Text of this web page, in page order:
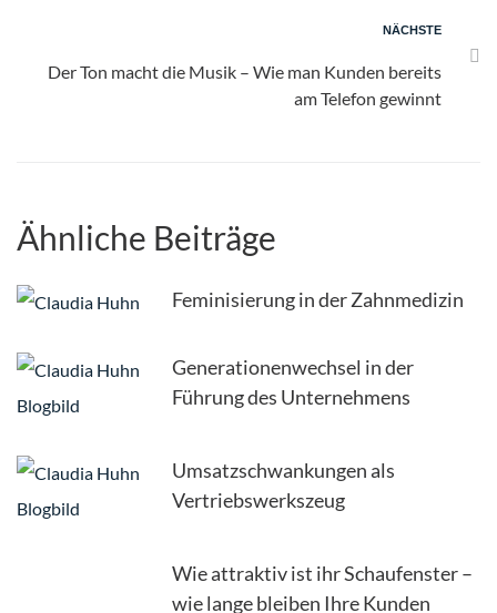
NÄCHSTE
Der Ton macht die Musik – Wie man Kunden bereits
am Telefon gewinnt
Ähnliche Beiträge
Feminisierung in der Zahnmedizin
Generationenwechsel in der
Führung des Unternehmens
Umsatzschwankungen als
Vertriebswerkszeug
Wie attraktiv ist ihr Schaufenster –
wie lange bleiben Ihre Kunden